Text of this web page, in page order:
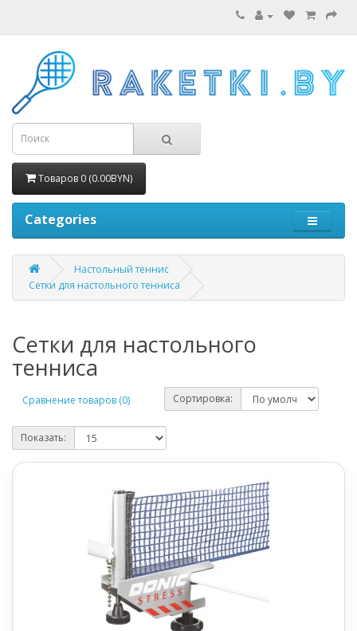
Товаров 0 (0.00BYN)
Categories
Настольный теннис
Сетки для настольного тенниса
Сетки для настольного
тенниса
Сравнение товаров (0) Сортировка:
Показать: